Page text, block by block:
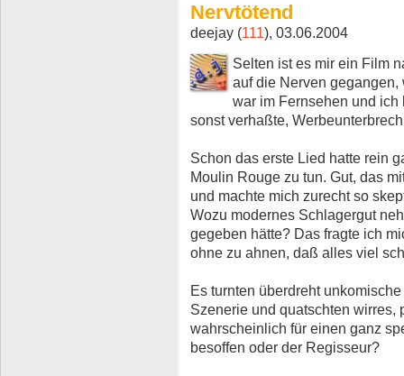
Nervtötend
deejay (111), 03.06.2004
Selten ist es mir ein Film
auf die Nerven
war im Fernsehen und
sonst verhaßte,
Schon das erste Lied hatte rein
Moulin Rouge zu tun. Gut, das
und machte mich zurecht so
Wozu modernes Schlagergut
gegeben hätte? Das fragte ich
ohne zu ahnen, daß alles viel
Es turnten überdreht
Szenerie und quatschten wirres,
wahrscheinlich für einen ganz
besoffen oder der Regisseur?